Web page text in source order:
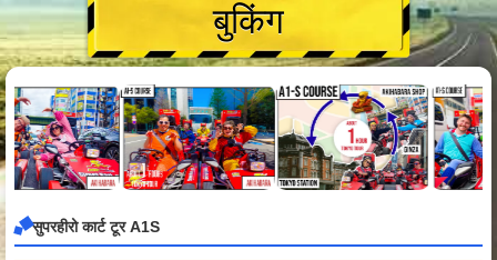
बुकिंग
सुपरहीरो कार्ट टूर A1S